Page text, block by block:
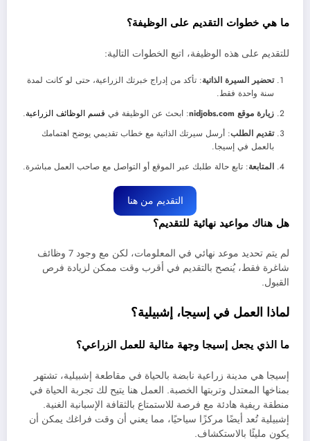
ما هي خطوات التقديم على الوظيفة؟
للتقديم على هذه الوظيفة، اتبع الخطوات التالية:
تحضير السيرة الذاتية: تأكد من إدراج خبرتك الزراعية، حتى لو كانت لمدة
سنة واحدة فقط.
زيارة موقع nidjobs.com
: ابحث عن الوظيفة في قسم الوظائف الزراعية.
تقديم الطلب: أرسل سيرتك الذاتية مع خطاب تقديمي يوضح اهتمامك
بالعمل في إسيجا.
المتابعة: تابع حالة طلبك عبر الموقع أو التواصل مع صاحب العمل مباشرة.
التقديم من هنا
هل هناك مواعيد نهائية للتقديم؟
لم يتم تحديد موعد نهائي في المعلومات، لكن مع وجود 7 وظائف
شاغرة فقط، يُنصح بالتقديم في أقرب وقت ممكن لزيادة فرص
القبول.
لماذا العمل في إسيجا، إشبيلية؟
ما الذي يجعل إسيجا وجهة مثالية للعمل الزراعي؟
إسيجا هي مدينة زراعية نابضة بالحياة في مقاطعة إشبيلية، تشتهر
بمناخها المعتدل وتربتها الخصبة. العمل هنا يتيح لك تجربة الحياة في
منطقة ريفية هادئة مع فرصة للاستمتاع بالثقافة الإسبانية الغنية.
إشبيلية تُعد أيضًا مركزًا سياحيًا، مما يعني أن وقت فراغك يمكن أن
يكون مليئًا بالاستكشاف.